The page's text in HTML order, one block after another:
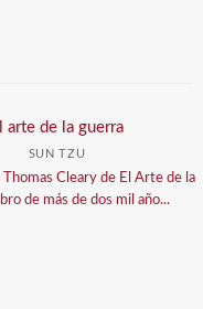
arte de la guerra
SUN TZU
Thomas Cleary de El Arte de la
de más de dos mil año...